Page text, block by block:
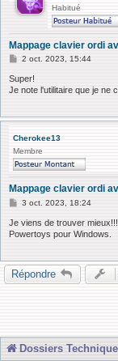
Habitué
Mappage clavier ordi
M
s
s
e
2 oct. 2023, 15:44
Super!
Je note l'utilitaire que je ne
Cherokee13
Membre
Mappage clavier ordi
M
s
s
e
3 oct. 2023, 18:24
Je viens de trouver mieux!!!
Powertoys pour Windows.
Répondre
Dossiers